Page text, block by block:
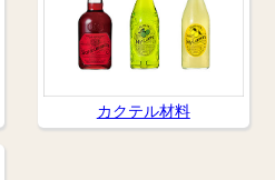
カクテル材料